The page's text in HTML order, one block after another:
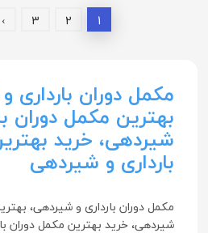
1
2
3
›
مکمل دوران بارداری
بهترین مکمل دوران
شیردهی، خرید
بارداری و شیردهی
مکمل دوران بارداری و شیردهی،
شیردهی، خرید بهترین مکمل دوران